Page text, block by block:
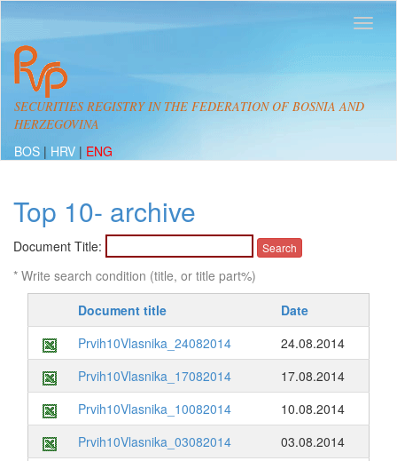
SECURITIES REGISTRY IN THE FEDERATION OF BOSNIA AND
HERZEGOVINA
BOS | HRV | ENG
Top 10- archive
Document Title:
* Write search condition (title, or title part%)
Document title
Date
Prvih10Vlasnika_24082014
24.08.2014
Prvih10Vlasnika_17082014
17.08.2014
Prvih10Vlasnika_10082014
10.08.2014
Prvih10Vlasnika_03082014
03.08.2014